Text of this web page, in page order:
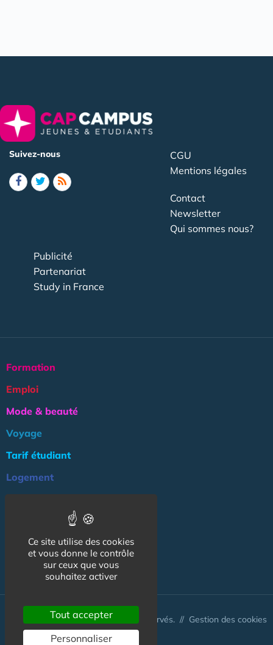
Suivez-nous
CGU
Mentions légales
Contact
Newsletter
Qui sommes nous?
Publicité
Partenariat
Study in France
Formation
Emploi
Mode & beauté
Voyage
Tarif étudiant
Logement
Association
NOS AUTRES SITES :
© CapCampus 2026 - Tous droits réservés. // Gestion des cookies
Ce site utilise des cookies
et vous donne le contrôle
sur ceux que vous
souhaitez activer
Tout accepter
Personnaliser